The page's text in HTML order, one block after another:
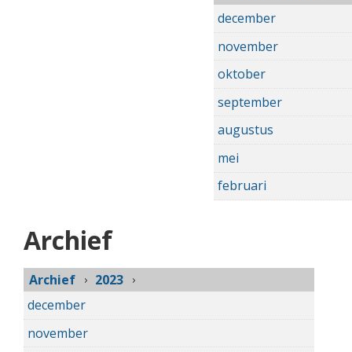
december
november
oktober
september
augustus
mei
februari
Archief
Archief
2023
december
november